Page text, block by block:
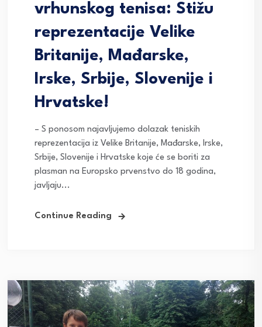
vrhunskog tenisa: Stižu
reprezentacije Velike
Britanije, Mađarske,
Irske, Srbije, Slovenije i
Hrvatske!
– S ponosom najavljujemo dolazak teniskih
reprezentacija iz Velike Britanije, Mađarske, Irske,
Srbije, Slovenije i Hrvatske koje će se boriti za
plasman na Europsko prvenstvo do 18 godina,
javljaju...
Continue Reading